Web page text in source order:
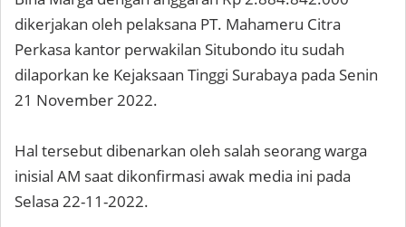
dikerjakan oleh pelaksana PT. Mahameru Citra
Perkasa kantor perwakilan Situbondo itu sudah
dilaporkan ke Kejaksaan Tinggi Surabaya pada Senin
21 November 2022.
Hal tersebut dibenarkan oleh salah seorang warga
inisial AM saat dikonfirmasi awak media ini pada
Selasa 22-11-2022.